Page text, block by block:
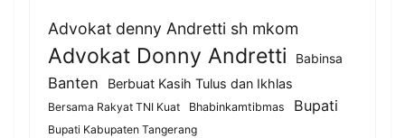
Advokat denny Andretti sh mkom
Advokat Donny Andretti Babinsa
Banten Berbuat Kasih Tulus dan Ikhlas
Bersama Rakyat TNI Kuat Bhabinkamtibmas Bupati
Bupati Kabupaten Tangerang